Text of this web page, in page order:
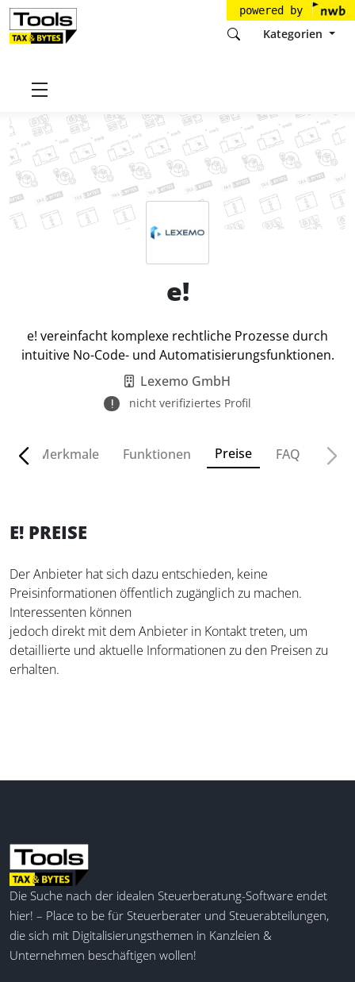
powered by
Kategorien
Startseite
e!
e! vereinfacht komplexe rechtliche Prozesse durch
intuitive No-Code- und Automatisierungsfunktionen.
Lexemo GmbH
nicht verifiziertes Profil
Merkmale Funktionen Preise FAQ
E! PREISE
Der Anbieter hat sich dazu entschieden, keine
Preisinformationen öffentlich zugänglich zu machen.
Interessenten können
jedoch direkt mit dem Anbieter in Kontakt treten, um
detaillierte und aktuelle Informationen zu den Preisen zu
erhalten.
Die Suche nach der idealen Steuerberatung-Software endet
hier! – Place to be für Steuerberater und Steuerabteilungen,
die sich mit Digitalisierungsthemen in Kanzleien &
Unternehmen beschäftigen wollen!